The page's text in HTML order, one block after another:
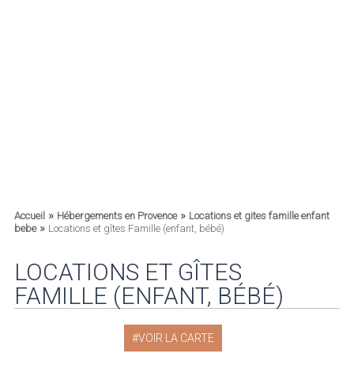
Accueil» Hébergements en Provence» Locations et gites famille enfant
bebe» Locations et gîtes Famille (enfant, bébé)
LOCATIONS ET GÎTES
FAMILLE (ENFANT, BÉBÉ)
VOIR LA CARTE